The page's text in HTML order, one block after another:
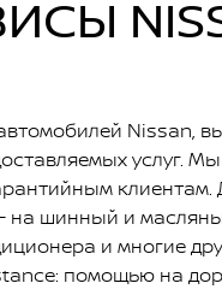
Nissan,
услуг.
на шинный и
и многие
помощью на